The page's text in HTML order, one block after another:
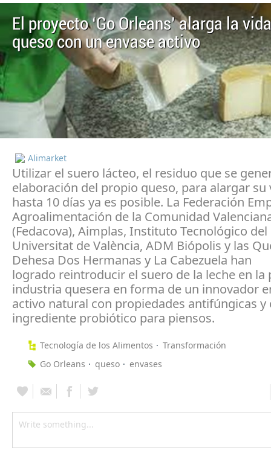
El proyecto ‘Go Orleans’ alarga la
queso con un envase activo
Alimarket
Utilizar el suero lácteo, el residuo que se
elaboración del propio queso, para alargar su
hasta 10 días ya es posible. La Federación
Agroalimentación de la Comunidad
(Fedacova), Aimplas, Instituto Tecnológico del
Universitat de València, ADM Biópolis y las
Dehesa Dos Hermanas y La Cabezuela han
logrado reintroducir el suero de la leche en la
industria quesera en forma de un innovador
activo natural con propiedades antifúngicas y
ingrediente probiótico para piensos.
Tecnología de los Alimentos
Transformación
Go Orleans
queso envases